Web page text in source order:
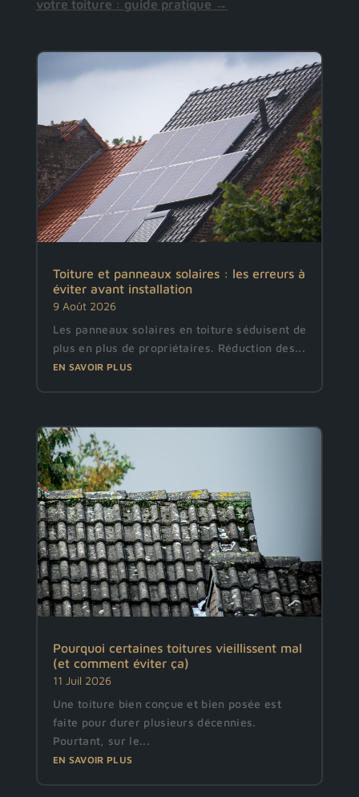
votre toiture : guide pratique →
Toiture et panneaux solaires : les erreurs à
éviter avant installation
9 Août 2026
Les panneaux solaires en toiture séduisent de
plus en plus de propriétaires. Réduction des...
EN SAVOIR PLUS
Pourquoi certaines toitures vieillissent mal
(et comment éviter ça)
11 Juil 2026
Une toiture bien conçue et bien posée est
faite pour durer plusieurs décennies.
Pourtant, sur le...
EN SAVOIR PLUS